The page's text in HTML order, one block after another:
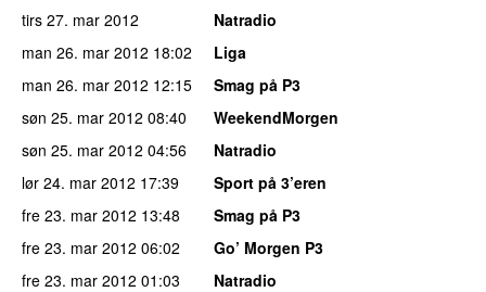
tirs 27. mar 2012
Natradio
man 26. mar 2012 18:02
Liga
man 26. mar 2012 12:15
Smag på P3
søn 25. mar 2012 08:40
WeekendMorgen
søn 25. mar 2012 04:56
Natradio
lør 24. mar 2012 17:39
Sport på 3’eren
fre 23. mar 2012 13:48
Smag på P3
fre 23. mar 2012 06:02
Go’ Morgen P3
fre 23. mar 2012 01:03
Natradio